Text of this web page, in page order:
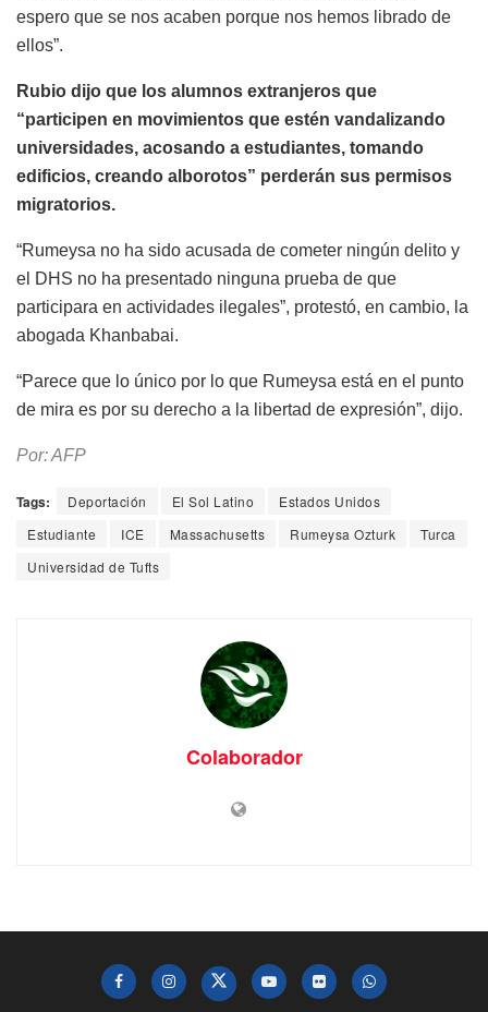
espero que se nos acaben porque nos hemos librado de
ellos”.
Rubio dijo que los alumnos extranjeros que
“participen en movimientos que estén vandalizando
universidades, acosando a estudiantes, tomando
edificios, creando alborotos” perderán sus permisos
migratorios.
“Rumeysa no ha sido acusada de cometer ningún delito y
el DHS no ha presentado ninguna prueba de que
participara en actividades ilegales”, protestó, en cambio, la
abogada Khanbabai.
“Parece que lo único por lo que Rumeysa está en el punto
de mira es por su derecho a la libertad de expresión”, dijo.
Por: AFP
Tags: Deportación El Sol Latino
Estados Unidos
Estudiante
ICE Massachusetts Rumeysa Ozturk
Turca
Universidad de Tufts
Colaborador